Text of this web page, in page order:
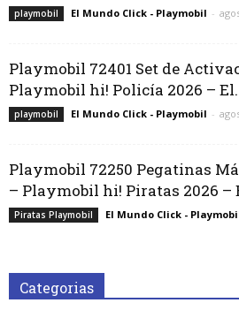
playmobil El Mundo Click - Playmobil -
Playmobil 72401 Set de
Playmobil hi! Policía 2026 –
playmobil El Mundo Click - Playmobil -
Playmobil 72250 Pegatinas
– Playmobil hi! Piratas 2026 –
Piratas Playmobil El Mundo Click -
Categorias